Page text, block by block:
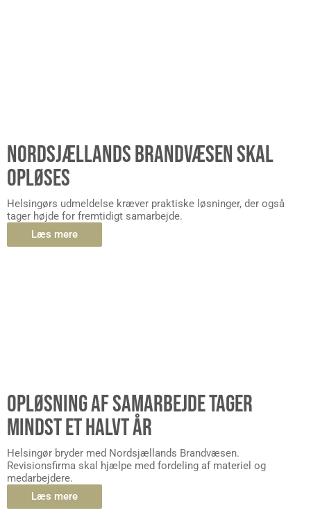
NORDSJÆLLANDS BRANDVÆSEN SKAL
OPLØSES
Helsingørs udmeldelse kræver praktiske løsninger, der også
tager højde for fremtidigt samarbejde.
Læs mere
OPLØSNING AF SAMARBEJDE TAGER
MINDST ET HALVT ÅR
Helsingør bryder med Nordsjællands Brandvæsen.
Revisionsfirma skal hjælpe med fordeling af materiel og
medarbejdere.
Læs mere